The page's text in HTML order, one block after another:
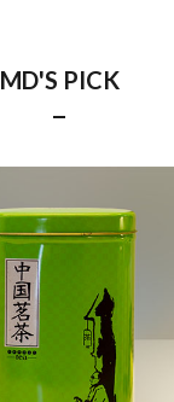
MD'S PICK